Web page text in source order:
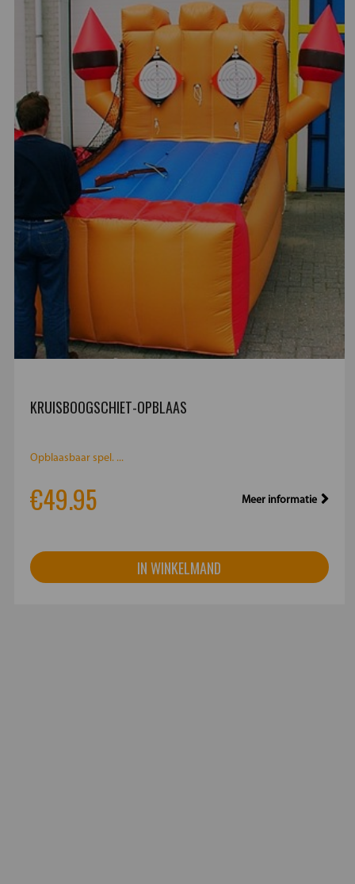
KRUISBOOGSCHIET-OPBLAAS
Opblaasbaar spel. ...
€49.95 Meer informatie
IN WINKELMAND